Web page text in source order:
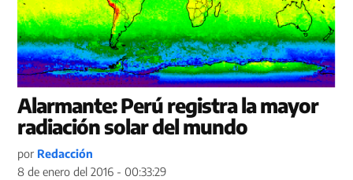
Alarmante: Perú registra la mayor
radiación solar del mundo
por Redacción
8 de enero del 2016 - 00:33:29